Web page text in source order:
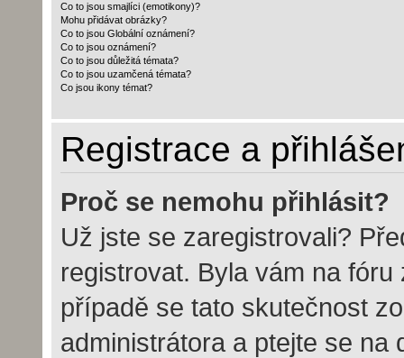
Co to jsou smajlíci (emotikony)?
Mohu přidávat obrázky?
Co to jsou Globální oznámení?
Co to jsou oznámení?
Co to jsou důležitá témata?
Co to jsou uzamčená témata?
Co jsou ikony témat?
Registrace a
Proč se nemohu přihlásit?
Už jste se zaregistrovali?
registrovat. Byla vám na
případě se tato skutečnost
administrátora a ptejte se na